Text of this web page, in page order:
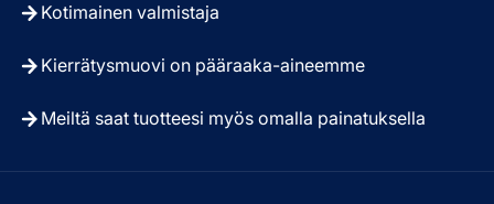
Kotimainen valmistaja
Kierrätysmuovi on pääraaka-aineemme
Meiltä saat tuotteesi myös omalla painatuksella